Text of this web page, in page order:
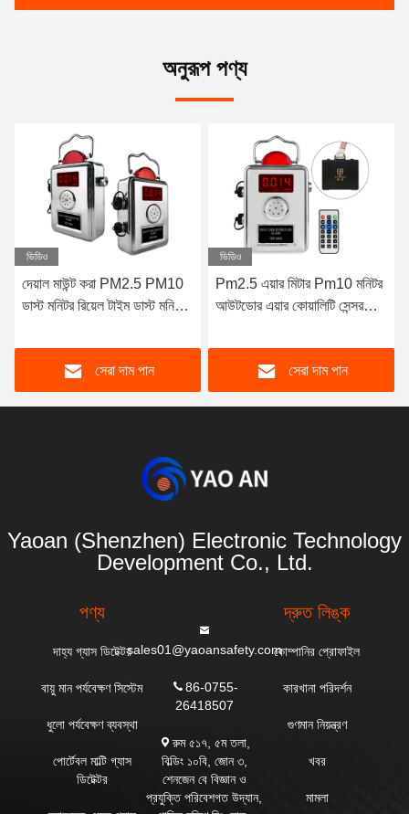
অনুরূপ পণ্য
ভিডিও
দেয়াল মাউন্ট করা PM2.5 PM10
ডাস্ট মনিটর রিয়েল টাইম ডাস্ট মনিটরিং
সেরা দাম পান
ভিডিও
Pm2.5 এয়ার মিটার Pm10 মনিটর
আউটডোর এয়ার কোয়ালিটি সেন্সর
সেরা দাম পান
Yaoan (Shenzhen) Electronic Technology
Development Co., Ltd.
পণ্য
দাহ্য গ্যাস ডিটেক্টর
বায়ু মান পর্যবেক্ষণ সিস্টেম
ধুলো পর্যবেক্ষণ ব্যবস্থা
পোর্টেবল মাল্টি গ্যাস
ডিটেক্টর
sales01@yaoansafety.com
86-0755-
26418507
রুম ৫১৭, ৫ম তলা,
বিল্ডিং ১০বি, জোন ৩,
শেনজেন বে বিজ্ঞান ও
প্রযুক্তি পরিবেশগত উদ্যান,
দ্রুত লিঙ্ক
কোম্পানির প্রোফাইল
কারখানা পরিদর্শন
গুণমান নিয়ন্ত্রণ
খবর
মামলা